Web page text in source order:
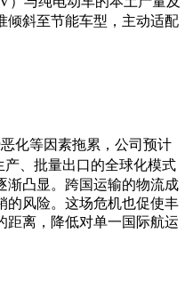
倾斜至节能车型，主动适配
化等因素拖累，公司预计
、批量出口的全球化模式
渐凸显。跨国运输的物流成
的风险。这场危机也促使丰
距离，降低对单一国际航运